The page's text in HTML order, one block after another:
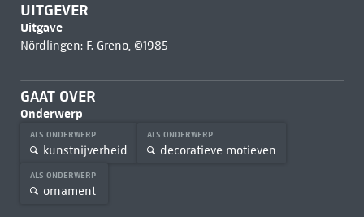
UITGEVER
Uitgave
Nördlingen: F. Greno, ©1985
GAAT OVER
Onderwerp
ALS ONDERWERP
kunstnijverheid
ALS ONDERWERP
decoratieve motieven
ALS ONDERWERP
ornament